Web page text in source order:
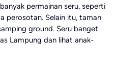
permainan seru, seperti
perosotan. Selain itu, taman
ground. Seru banget
Lampung dan lihat anak-